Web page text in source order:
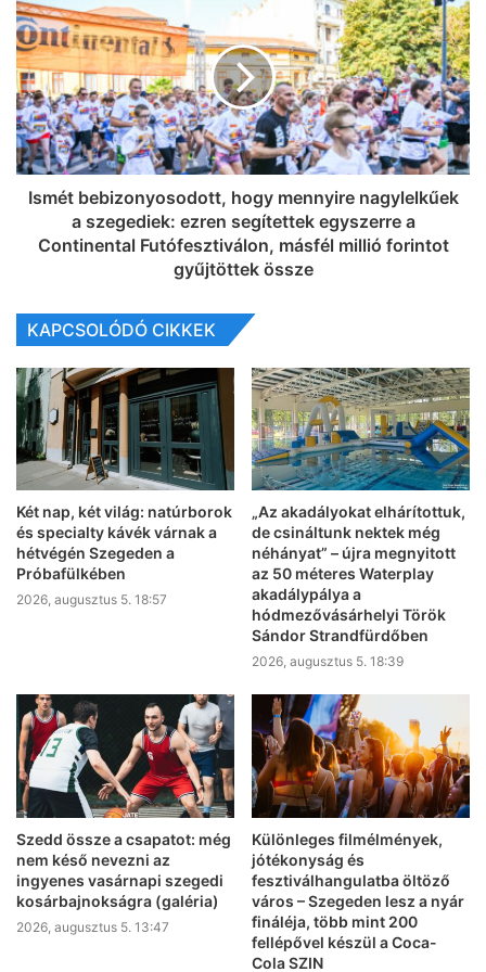
Ismét bebizonyosodott, hogy mennyire nagylelkűek
a szegediek: ezren segítettek egyszerre a
Continental Futófesztiválon, másfél millió forintot
gyűjtöttek össze
KAPCSOLÓDÓ CIKKEK
Két nap, két világ: natúrborok
és specialty kávék várnak a
hétvégén Szegeden a
Próbafülkében
2026, augusztus 5. 18:57
„Az akadályokat elhárítottuk,
de csináltunk nektek még
néhányat” – újra megnyitott
az 50 méteres Waterplay
akadálypálya a
hódmezővásárhelyi Török
Sándor Strandfürdőben
2026, augusztus 5. 18:39
Szedd össze a csapatot: még
nem késő nevezni az
ingyenes vasárnapi szegedi
kosárbajnokságra (galéria)
2026, augusztus 5. 13:47
Különleges filmélmények,
jótékonyság és
fesztiválhangulatba öltöző
város – Szegeden lesz a nyár
fináléja, több mint 200
fellépővel készül a Coca-
Cola SZIN